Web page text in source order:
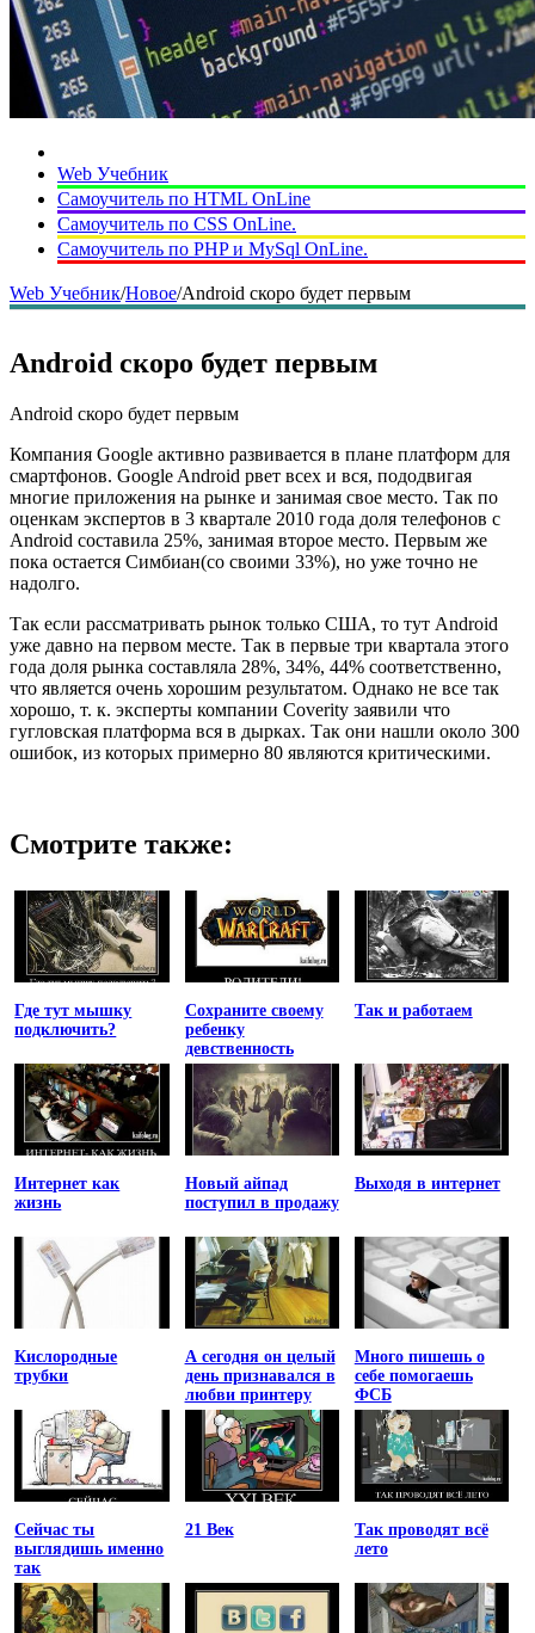
Web Учебник
Самоучитель по HTML OnLine
Самоучитель по CSS OnLine.
Самоучитель по PHP и MySql OnLine.
Web Учебник/Новое/Android скоро будет первым
Android скоро будет первым
Android скоро будет первым
Компания Google активно развивается в плане платформ для
смартфонов. Google Android рвет всех и вся, пододвигая
многие приложения на рынке и занимая свое место. Так по
оценкам экспертов в 3 квартале 2010 года доля телефонов с
Android составила 25%, занимая второе место. Первым же
пока остается Симбиан(со своими 33%), но уже точно не
надолго.
Так если рассматривать рынок только США, то тут Android
уже давно на первом месте. Так в первые три квартала этого
года доля рынка составляла 28%, 34%, 44% соответственно,
что является очень хорошим результатом. Однако не все так
хорошо, т. к. эксперты компании Coverity заявили что
гугловская платформа вся в дырках. Так они нашли около 300
ошибок, из которых примерно 80 являются критическими.
Смотрите также:
Где тут мышку
подключить?
Сохраните своему
ребенку
девственность
Так и работаем
Интернет как
жизнь
Новый айпад
поступил в продажу
Выходя в интернет
Кислородные
трубки
А сегодня он целый
день признавался в
любви принтеру
Много пишешь о
себе помогаешь
ФСБ
Сейчас ты
выглядишь именно
так
21 Век
Так проводят всё
лето